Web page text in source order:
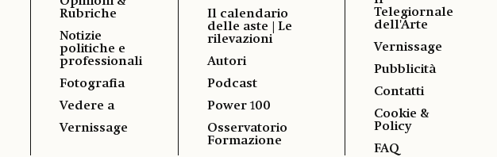
Rubriche
Notizie
politiche e
professionali
Fotografia
Vedere a
Vernissage
Il calendario
delle aste | Le
rilevazioni
Autori
Podcast
Power 100
Osservatorio
Formazione
Telegiornale
dell'Arte
Vernissage
Pubblicità
Contatti
Cookie &
Policy
FAQ